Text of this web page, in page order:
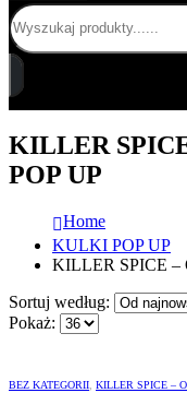
KILLER
POP UP
Home
KULKI POP UP
KILLER SPICE –
Sortuj według:
Pokaż:
BEZ KATEGORII, KILLER SPICE –